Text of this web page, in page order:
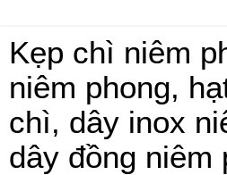
Kẹp chì niêm
niêm phong,
chì, dây inox
dây đồng niêm